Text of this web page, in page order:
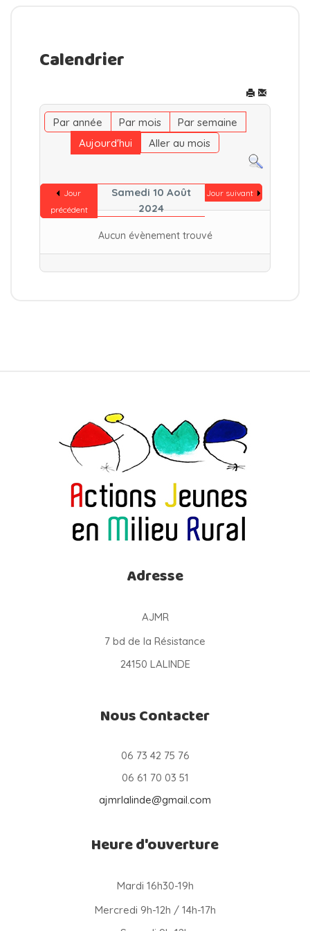
Calendrier
Par année Par mois
Par semaine
Aujourd'hui
Aller au mois
Jour
précédent
Samedi 10 Août
2024
Jour suivant
Aucun évènement trouvé
Adresse
AJMR
7 bd de la Résistance
24150 LALINDE
Nous Contacter
06 73 42 75 76
06 61 70 03 51
ajmrlalinde@gmail.com
Heure d'ouverture
Mardi 16h30-19h
Mercredi 9h-12h / 14h-17h